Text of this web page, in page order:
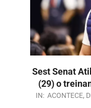
Sest Senat
(29) o
IN: ACONTECE,